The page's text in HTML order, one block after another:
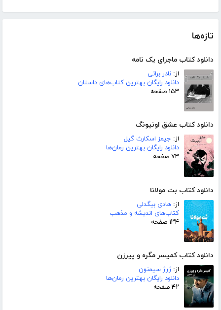
تازه‌ها
دانلود کتاب ماجرای یک نامه
از: نادر براتی
دانلود رایگان بهترین کتاب‌های داستان
۱۵۳ صفحه
دانلود کتاب عشق اونیونگ
از: جیمز اسکارث گیل
دانلود رایگان بهترین رمان‌ها
۷۳ صفحه
دانلود کتاب بت مولانا
از: هادی بیگدلی
کتاب‌های اندیشه و مذهب
۱۳۴ صفحه
دانلود کتاب کمیسر مگره و پیرزن
از:ژرژ سیمنون
دانلود رایگان بهترین رمان‌ها
۴۲ صفحه